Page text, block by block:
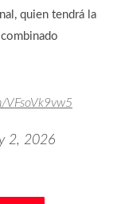
quien tendrá la
VFsoVk9vw5
2, 2026